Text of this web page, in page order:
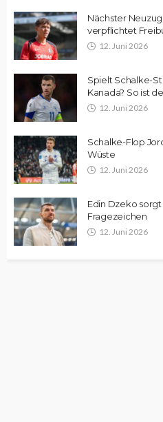
Nächster
verpflichtet
12. Juni 2026
Spielt Schalke-
Kanada? So ist
12. Juni 2026
Schalke-Flop
Wüste
12. Juni 2026
Edin Dzeko
Fragezeichen
12. Juni 2026